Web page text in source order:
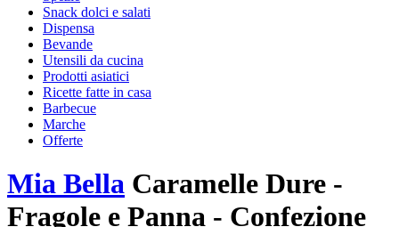
Snack dolci e salati
Dispensa
Bevande
Utensili da cucina
Prodotti asiatici
Ricette fatte in casa
Barbecue
Marche
Offerte
Mia Bella Caramelle Dure -
Fragole e Panna - Confezione